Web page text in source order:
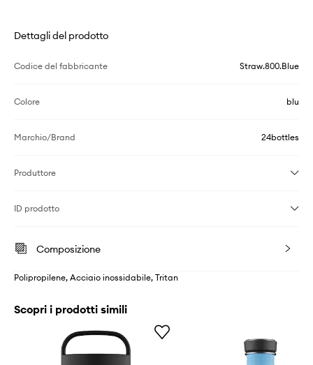
Dettagli del prodotto
Codice del fabbricante Straw.800.Blue
Colore blu
Marchio/Brand 24bottles
Produttore
ID prodotto
Composizione
Polipropilene, Acciaio inossidabile, Tritan
Scopri i prodotti simili